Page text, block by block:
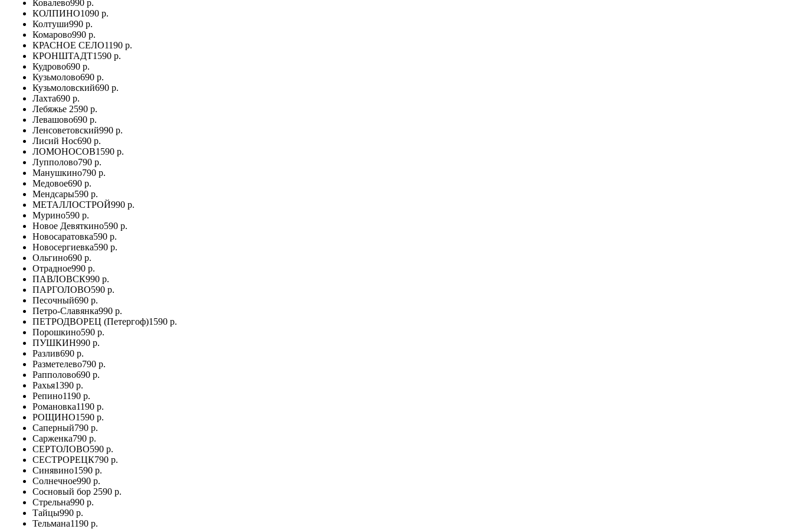
Ковалево990 р.
КОЛПИНО1090 р.
Колтуши990 р.
Комарово990 р.
КРАСНОЕ СЕЛО1190 р.
КРОНШТАДТ1590 р.
Кудрово690 р.
Кузьмолово690 р.
Кузьмоловский690 р.
Лахта690 р.
Лебяжье 2590 р.
Левашово690 р.
Ленсоветовский990 р.
Лисий Нос690 р.
ЛОМОНОСОВ1590 р.
Лупполово790 р.
Манушкино790 р.
Медовое690 р.
Мендсары590 р.
МЕТАЛЛОСТРОЙ990 р.
Мурино590 р.
Новое Девяткино590 р.
Новосаратовка590 р.
Новосергиевка590 р.
Ольгино690 р.
Отрадное990 р.
ПАВЛОВСК990 р.
ПАРГОЛОВО590 р.
Песочный690 р.
Петро-Славянка990 р.
ПЕТРОДВОРЕЦ (Петергоф)1590 р.
Порошкино590 р.
ПУШКИН990 р.
Разлив690 р.
Разметелево790 р.
Рапполово690 р.
Рахья1390 р.
Репино1190 р.
Романовка1190 р.
РОЩИНО1590 р.
Саперный790 р.
Сарженка790 р.
СЕРТОЛОВО590 р.
СЕСТРОРЕЦК790 р.
Синявино1590 р.
Солнечное990 р.
Сосновый бор 2590 р.
Стрельна990 р.
Тайцы990 р.
Тельмана1190 р.